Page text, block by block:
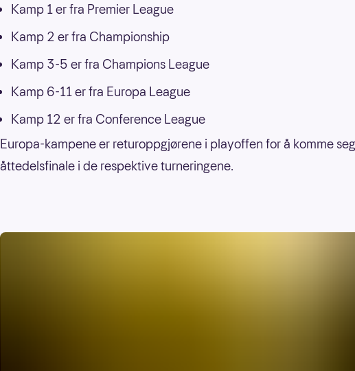
Kamp 1 er fra Premier League
Kamp 2 er fra Championship
Kamp 3-5 er fra Champions League
Kamp 6-11 er fra Europa League
Kamp 12 er fra Conference League
Europa-kampene er returoppgjørene i playoffen for å komme
åttedelsfinale i de respektive turneringene.